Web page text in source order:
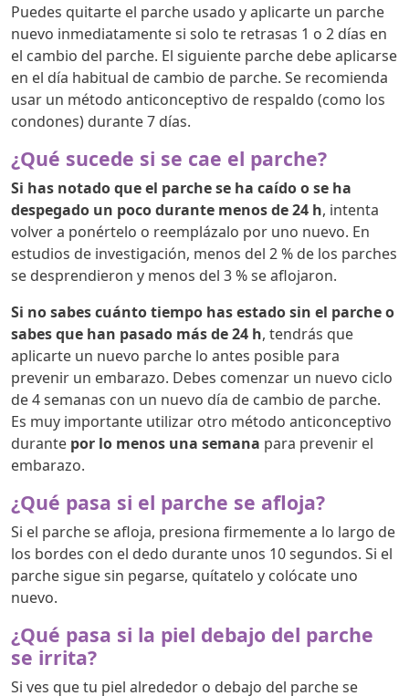
Puedes quitarte el parche usado y aplicarte un parche
nuevo inmediatamente si solo te retrasas 1 o 2 días en
el cambio del parche. El siguiente parche debe aplicarse
en el día habitual de cambio de parche. Se recomienda
usar un método anticonceptivo de respaldo (como los
condones) durante 7 días.
¿Qué sucede si se cae el parche?
Si has notado que el parche se ha caído o se ha
despegado un poco durante menos de 24 h, intenta
volver a ponértelo o reemplázalo por uno nuevo. En
estudios de investigación, menos del 2 % de los parches
se desprendieron y menos del 3 % se aflojaron.
Si no sabes cuánto tiempo has estado sin el parche o
sabes que han pasado más de 24 h, tendrás que
aplicarte un nuevo parche lo antes posible para
prevenir un embarazo. Debes comenzar un nuevo ciclo
de 4 semanas con un nuevo día de cambio de parche.
Es muy importante utilizar otro método anticonceptivo
durante por lo menos una semana para prevenir el
embarazo.
¿Qué pasa si el parche se afloja?
Si el parche se afloja, presiona firmemente a lo largo de
los bordes con el dedo durante unos 10 segundos. Si el
parche sigue sin pegarse, quítatelo y colócate uno
nuevo.
¿Qué pasa si la piel debajo del parche
se irrita?
Si ves que tu piel alrededor o debajo del parche se